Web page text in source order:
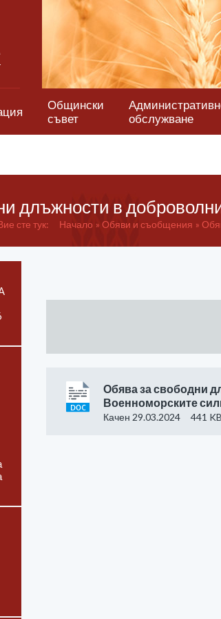
Общински
съвет
обслужване
длъжности в
сте тук: Начало Обяви и съобщения
Обява за свободни
Военноморските
Качен 29.03.2024 441 KB